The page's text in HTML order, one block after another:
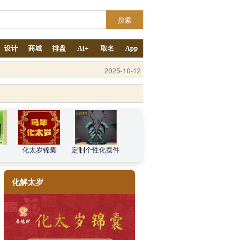
搜索
设计 商城 排盘 AI+ 取名 App
2025-10-12
化太岁锦囊 定制个性化摆件
化解太岁